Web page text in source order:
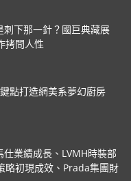
下那一針？國巨典藏展
拷問人性
點打造網美系夢幻廚房
仕業績成長、LVMH時裝部
略初現成效、Prada集團財